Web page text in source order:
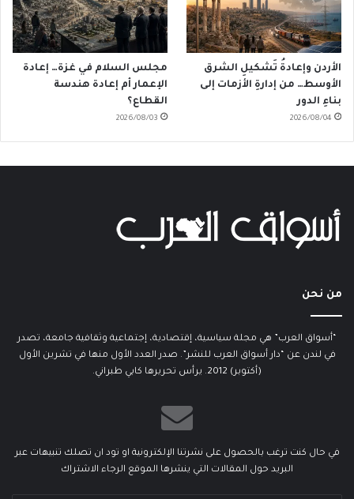
الأردن وإعادةُ تَشكيلِ الشرق
الأوسط… من إدارةِ الأزمات إلى
بناءِ الدور
2026/08/04
مجلس السلام في غزة… إعادة
الإعمار أم إعادة هندسة
القطاع؟
2026/08/03
من نحن
“أسواق العرب” هي مجلة سياسية، إقتصادية، إجتماعية وثقافية جامعة، تصدر
في لندن عن “دار أسواق العرب للنشر”. صدر العدد الأول منها في تشرين الأول
(أكتوبر) 2012. يرأس تحريرها كابي طبراني.
في حال كنت ترغب بالحصول على نشرتنا الإلكترونية او تود ان تصلك تنبيهات عبر
البريد حول المقالات التي ينشرها الموقع الرجاء الاشتراك